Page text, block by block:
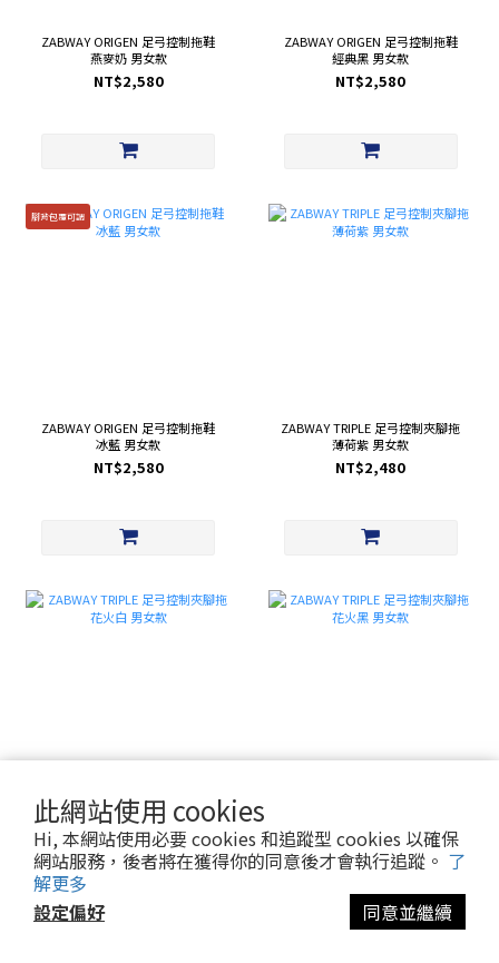
此網站使用 cookies
Hi, 本網站使用必要 cookies 和追蹤型 cookies 以確保
網站服務，後者將在獲得你的同意後才會執行追蹤。 了
解更多
設定偏好
同意並繼續
ZABWAY ORIGEN 足弓控制拖鞋
燕麥奶 男女款
NT$2,580
ZABWAY ORIGEN 足弓控制拖鞋
經典黑 男女款
NT$2,580
腳背包覆可調
ZABWAY ORIGEN 足弓控制拖鞋
冰藍 男女款
NT$2,580
ZABWAY TRIPLE 足弓控制夾腳拖
薄荷紫 男女款
NT$2,480
ZABWAY TRIPLE 足弓控制夾腳拖
花火白 男女款
NT$2,480
花火黑 男女款
NT$2,480